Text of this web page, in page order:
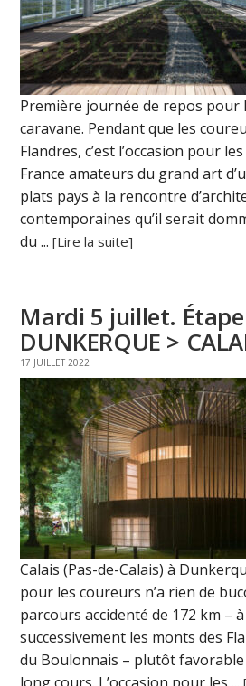
Première journée de repos pour
caravane. Pendant que les
Flandres, c’est l’occasion pour
France amateurs du grand art
plats pays à la rencontre
contemporaines qu’il serait
du ...[Lire la suite]
Mardi 5 juillet.
DUNKERQUE >
17 JUILLET 2022
Calais (Pas-de-Calais) à
pour les coureurs n’a rien de
parcours accidenté de 172 km –
successivement les monts des
du Boulonnais – plutôt